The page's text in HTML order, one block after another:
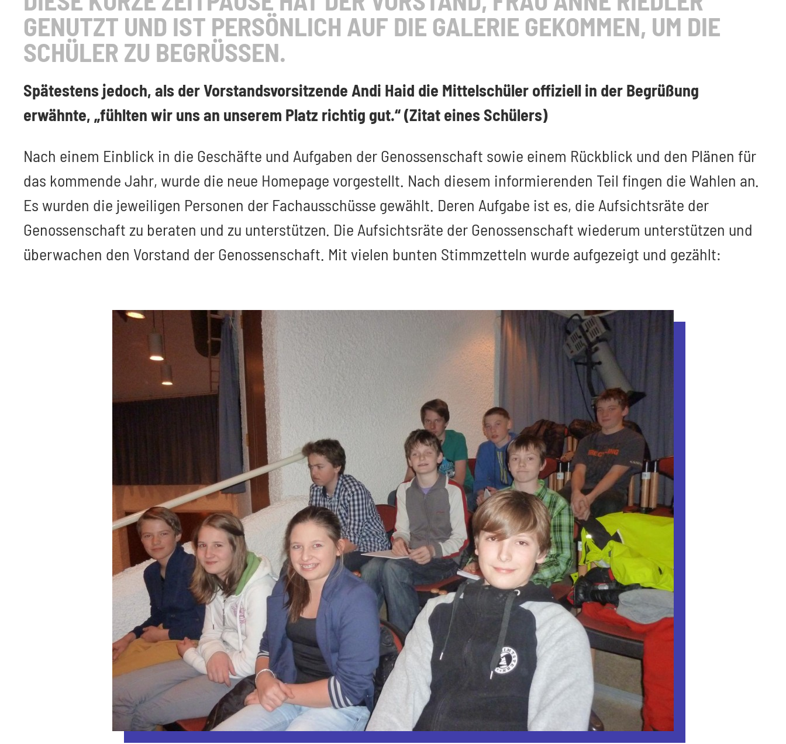
GENUTZT UND IST PERSÖNLICH AUF DIE GALERIE GEKOMMEN, UM DIE
SCHÜLER ZU BEGRÜSSEN.
Spätestens jedoch, als der Vorstandsvorsitzende Andi Haid die Mittelschüler offiziell in der Begrüßung
erwähnte, „fühlten wir uns an unserem Platz richtig gut.“ (Zitat eines Schülers)
Nach einem Einblick in die Geschäfte und Aufgaben der Genossenschaft sowie einem Rückblick und den Plänen für
das kommende Jahr, wurde die neue Homepage vorgestellt. Nach diesem informierenden Teil fingen die Wahlen an.
Es wurden die jeweiligen Personen der Fachausschüsse gewählt. Deren Aufgabe ist es, die Aufsichtsräte der
Genossenschaft zu beraten und zu unterstützen. Die Aufsichtsräte der Genossenschaft wiederum unterstützen und
überwachen den Vorstand der Genossenschaft. Mit vielen bunten Stimmzetteln wurde aufgezeigt und gezählt: